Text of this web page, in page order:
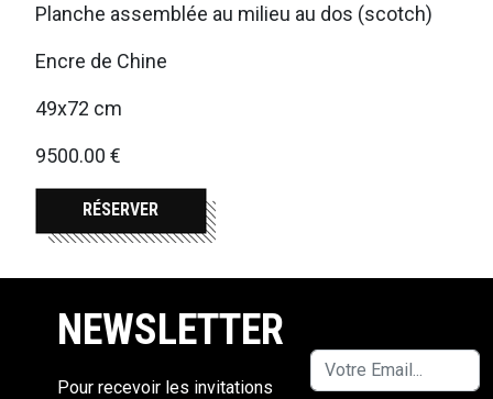
Planche assemblée au milieu au dos (scotch)
Encre de Chine
49x72 cm
9500.00 €
RÉSERVER
NEWSLETTER
Pour recevoir les invitations